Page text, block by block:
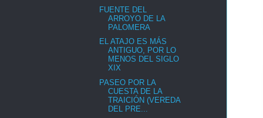
FUENTE DEL
ARROYO DE LA
PALOMERA
EL ATAJO ES MÁS
ANTIGUO, POR LO
MENOS DEL SIGLO
XIX
PASEO POR LA
CUESTA DE LA
TRAICIÓN (VEREDA
DEL PRE...